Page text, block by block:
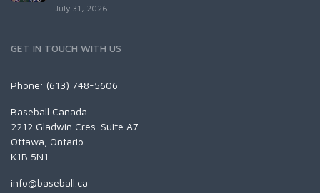
July 31, 2026
GET IN TOUCH WITH US
Phone: (613) 748-5606
Baseball Canada
2212 Gladwin Cres. Suite A7
Ottawa, Ontario
K1B 5N1
info@baseball.ca